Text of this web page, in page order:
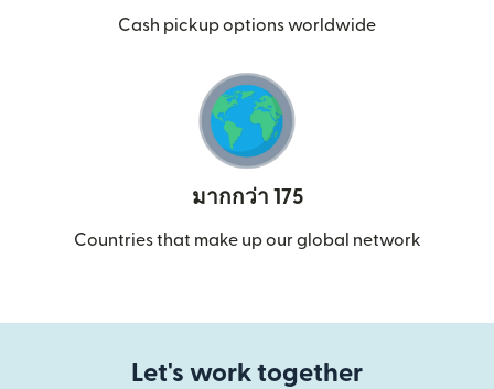
Cash pickup options worldwide
มากกว่า 175
Countries that make up our global network
Let's work together